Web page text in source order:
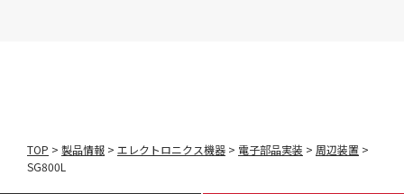
TOP > 製品情報 > エレクトロニクス機器 > 電子部品実装 > 周辺装置 >
SG800L